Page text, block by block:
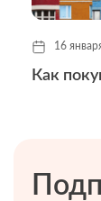
16
Как